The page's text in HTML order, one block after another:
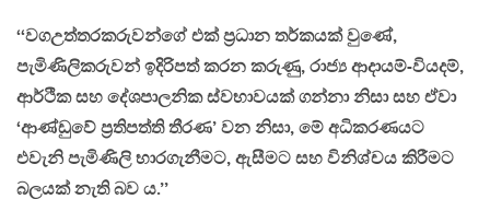
‘‘වගඋත්තරකරුවන්ගේ එක් ප්‍රධාන තර්කයක් වුණේ,
පැමිණිලිකරුවන් ඉදිරිපත් කරන කරුණු, රාජ්‍ය ආදායම්-වියදම්,
ආර්ථික සහ දේශපාලනික ස්වභාවයක් ගන්නා නිසා සහ ඒවා
‘ආණ්ඩුවේ ප්‍රතිපත්ති තීරණ’ වන නිසා, මේ අධිකරණයට
එවැනි පැමිණිලි භාරගැනීමට, ඇසීමට සහ විනිශ්චය කිරීමට
බලයක් නැති බව ය.’’